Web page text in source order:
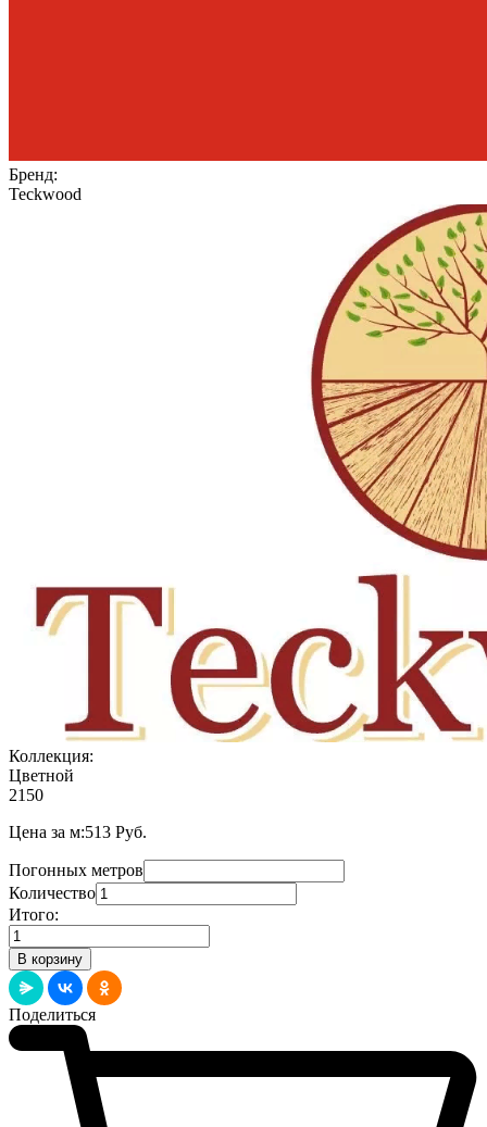
Бренд:
Teckwood
Коллекция:
Цветной
2150
Цена за м:513 Руб.
Погонных метров
Количество
Итого:
Количество
товара
Плинтус
Цветной
Дуб
Нобл
(100x16)
В корзину
Поделиться